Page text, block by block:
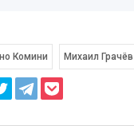
Комини Михаил Грачёв